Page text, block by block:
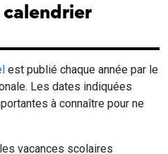
est publié chaque année par le
Les dates indiquées
à connaître pour ne
vacances scolaires